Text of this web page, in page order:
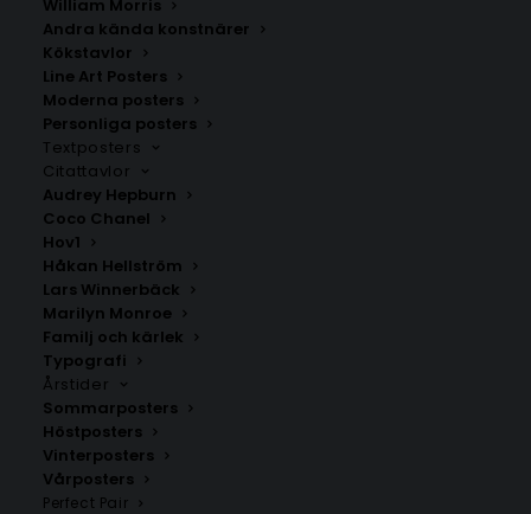
William Morris
Andra kända konstnärer
Kökstavlor
Line Art Posters
Moderna posters
Personliga posters
Textposters
Citattavlor
Audrey Hepburn
Coco Chanel
Hov1
Håkan Hellström
Lars Winnerbäck
Marilyn Monroe
Familj och kärlek
Typografi
Årstider
Sommarposters
Höstposters
Vinterposters
Vårposters
Perfect Pair
Niš
Fr. 200.00kr
Donja Mutnica
Fr.200.00